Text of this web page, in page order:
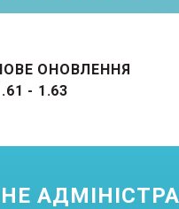
ОНОВЛЕННЯ
- 1.63